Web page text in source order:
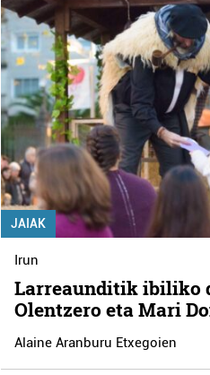
JAIAK
Irun
Larreaunditik ibiliko
Olentzero eta Mari
Alaine Aranburu Etxegoien